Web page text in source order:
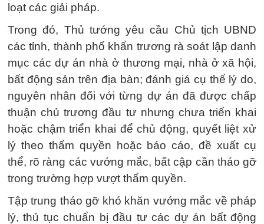
loạt các giải pháp.
Trong đó, Thủ tướng yêu cầu Chủ tịch UBND
các tỉnh, thành phố khẩn trương rà soát lập danh
mục các dự án nhà ở thương mại, nhà ở xã hội,
bất động sản trên địa bàn; đánh giá cụ thể lý do,
nguyên nhân đối với từng dự án đã được chấp
thuận chủ trương đầu tư nhưng chưa triển khai
hoặc chậm triển khai để chủ động, quyết liệt xử
lý theo thẩm quyền hoặc báo cáo, đề xuất cụ
thể, rõ ràng các vướng mắc, bất cập cần tháo gỡ
trong trường hợp vượt thẩm quyền.
Tập trung tháo gỡ khó khăn vướng mắc về pháp
lý, thủ tục chuẩn bị đầu tư các dự án bất động